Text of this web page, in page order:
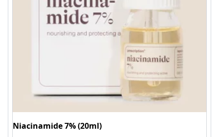
Niacinamide 7% (20ml)